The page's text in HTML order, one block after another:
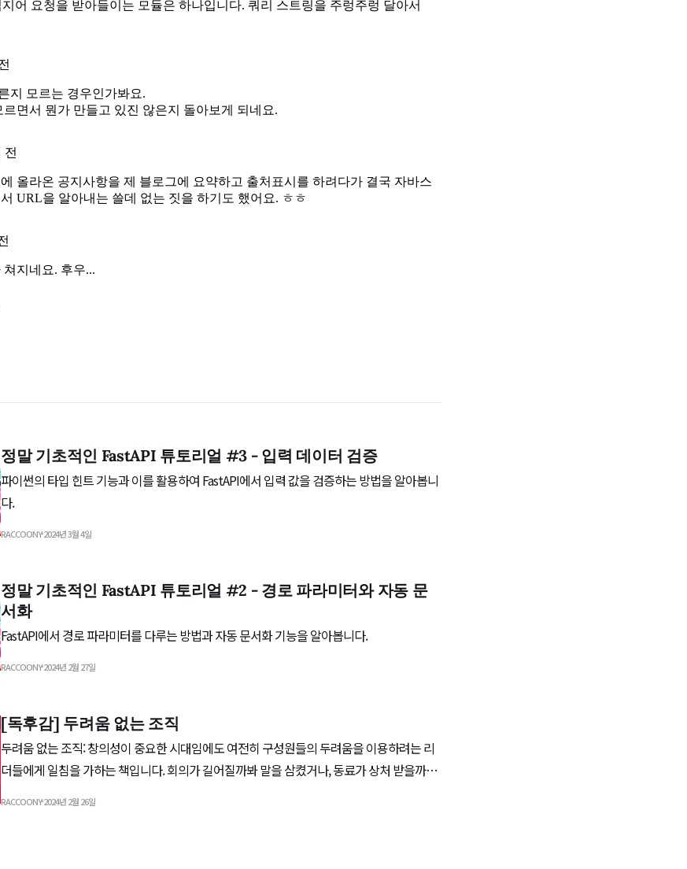
정말 기초적인 FastAPI 튜토리얼 #3 - 입력 데이터 검증
파이썬의 타입 힌트 기능과 이를 활용하여 FastAPI에서 입력 값을 검증하는 방법을 알아봅니
다.
RACCOONY2024년 3월 4일
정말 기초적인 FastAPI 튜토리얼 #2 - 경로 파라미터와 자동 문
서화
FastAPI에서 경로 파라미터를 다루는 방법과 자동 문서화 기능을 알아봅니다.
RACCOONY2024년 2월 27일
[독후감] 두려움 없는 조직
두려움 없는 조직: 창의성이 중요한 시대임에도 여전히 구성원들의 두려움을 이용하려는 리
더들에게 일침을 가하는 책입니다. 회의가 길어질까봐 말을 삼켰거나, 동료가 상처 받을까봐
RACCOONY2024년 2월 26일